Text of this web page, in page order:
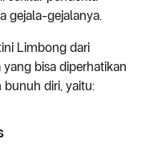
gejala-gejalanya.
Limbong dari
bisa diperhatikan
diri, yaitu: